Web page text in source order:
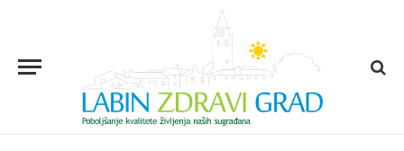
SJEDNICA GRADSKOG VIJEĆA
MLADIH GRADA LABINA